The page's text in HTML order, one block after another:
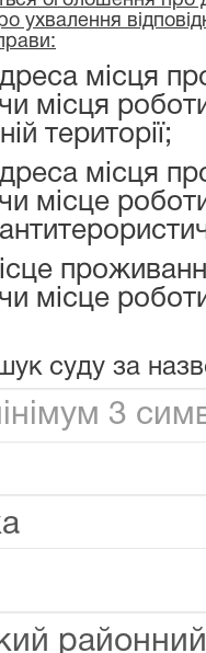
ухвалення
місця
місця
території;
місця
місце
місце
суду за